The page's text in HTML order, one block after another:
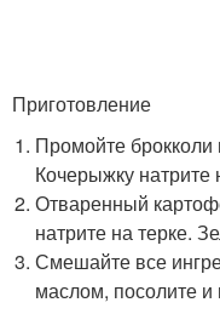
Приготовление
Промойте брокколи
Кочерыжку натрите
Отваренный
натрите на терке.
Смешайте все
маслом, посолите и